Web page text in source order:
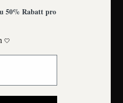
50% Rabatt pro
🤍